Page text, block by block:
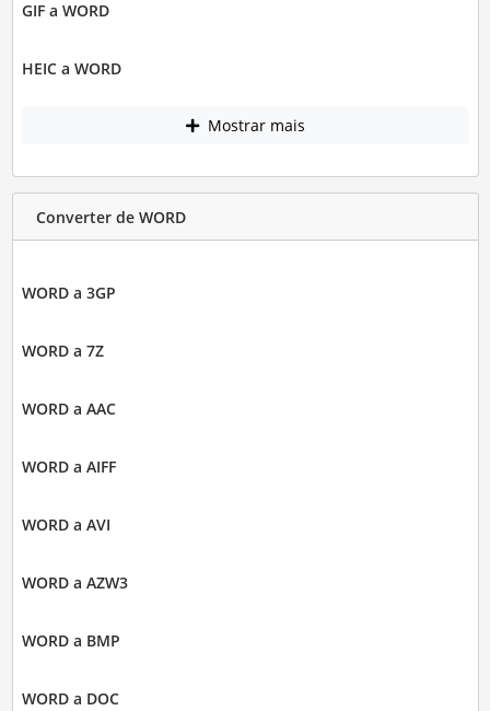
GIF a WORD
HEIC a WORD
Mostrar mais
Converter de WORD
WORD a 3GP
WORD a 7Z
WORD a AAC
WORD a AIFF
WORD a AVI
WORD a AZW3
WORD a BMP
WORD a DOC